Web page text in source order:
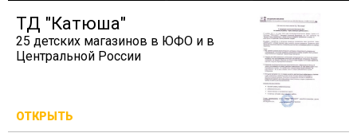
ТД "Катюша"
25 детских магазинов в ЮФО и в
Центральной России
ОТКРЫТЬ